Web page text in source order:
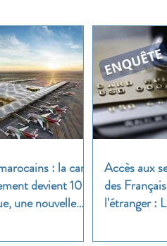
: la carte
devient 100
une nouvelle
aérien
Accès aux
des
l'étranger :